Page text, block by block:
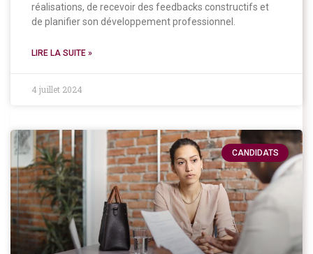
réalisations, de recevoir des feedbacks constructifs et
de planifier son développement professionnel.
LIRE LA SUITE »
4 juillet 2024
CANDIDATS